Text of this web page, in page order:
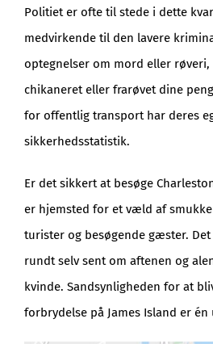
Politiet er ofte til stede i dette
medvirkende til den lavere
optegnelser om mord eller
chikaneret eller frarøvet dine
for offentlig transport har deres
sikkerhedsstatistik.
Er det sikkert at besøge
er hjemsted for et væld af
turister og besøgende gæster.
rundt selv sent om aftenen og
kvinde. Sandsynligheden for at
forbrydelse på James Island er én